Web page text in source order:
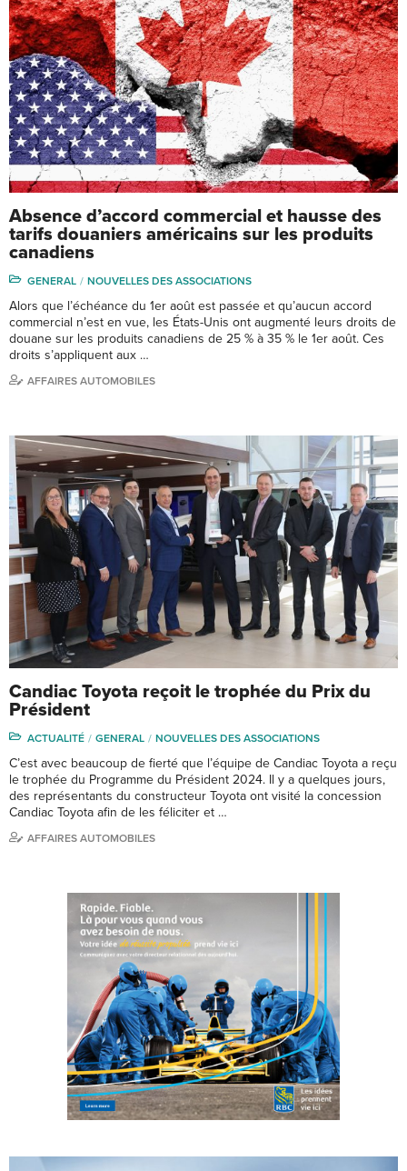
Absence d’accord commercial et hausse des
tarifs douaniers américains sur les produits
canadiens
GENERAL NOUVELLES DES ASSOCIATIONS
Alors que l’échéance du 1er août est passée et qu’aucun accord
commercial n’est en vue, les États-Unis ont augmenté leurs droits de
douane sur les produits canadiens de 25 % à 35 % le 1er août. Ces
droits s’appliquent aux …
AFFAIRES AUTOMOBILES
Candiac Toyota reçoit le trophée du Prix du
Président
ACTUALITÉ GENERAL NOUVELLES DES ASSOCIATIONS
C’est avec beaucoup de fierté que l’équipe de Candiac Toyota a reçu
le trophée du Programme du Président 2024. Il y a quelques jours,
des représentants du constructeur Toyota ont visité la concession
Candiac Toyota afin de les féliciter et …
AFFAIRES AUTOMOBILES